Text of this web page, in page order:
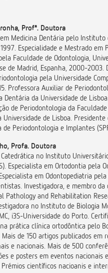
Profª. Doutora
Medicina Dentária pelo Instituto
Especialidade e Mestrado em
Faculdade de Odontologia,
de Madrid, Espanha, 2000-2003.
pela Universidade
Professora Auxiliar de
Dentária da Universidade de
de Periodontologia da
Universidade de Lisboa. Presidente
de Periodontologia e Implantes
Profa. Doutora
no Instituto
Especialista em Ortodontia pela
em Odontopediatria pela
Investigadora, e membro da
Pathology and Rehabilitation
no Instituto de Biologia
i3S-Universidade do Porto.
prática clínica ortodôntica pelo
de 150 artigos publicados em
e nacionais. Mais de 500
e posters em eventos nacionais
científicos nacioanis e